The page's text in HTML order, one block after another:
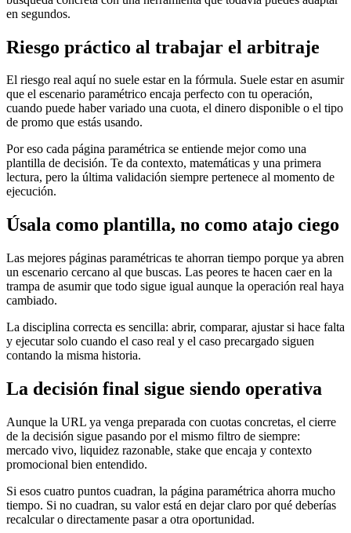
en segundos.
Riesgo práctico al trabajar el arbitraje
El riesgo real aquí no suele estar en la fórmula. Suele estar en asumir
que el escenario paramétrico encaja perfecto con tu operación,
cuando puede haber variado una cuota, el dinero disponible o el tipo
de promo que estás usando.
Por eso cada página paramétrica se entiende mejor como una
plantilla de decisión. Te da contexto, matemáticas y una primera
lectura, pero la última validación siempre pertenece al momento de
ejecución.
Úsala como plantilla, no como atajo ciego
Las mejores páginas paramétricas te ahorran tiempo porque ya abren
un escenario cercano al que buscas. Las peores te hacen caer en la
trampa de asumir que todo sigue igual aunque la operación real haya
cambiado.
La disciplina correcta es sencilla: abrir, comparar, ajustar si hace falta
y ejecutar solo cuando el caso real y el caso precargado siguen
contando la misma historia.
La decisión final sigue siendo operativa
Aunque la URL ya venga preparada con cuotas concretas, el cierre
de la decisión sigue pasando por el mismo filtro de siempre:
mercado vivo, liquidez razonable, stake que encaja y contexto
promocional bien entendido.
Si esos cuatro puntos cuadran, la página paramétrica ahorra mucho
tiempo. Si no cuadran, su valor está en dejar claro por qué deberías
recalcular o directamente pasar a otra oportunidad.